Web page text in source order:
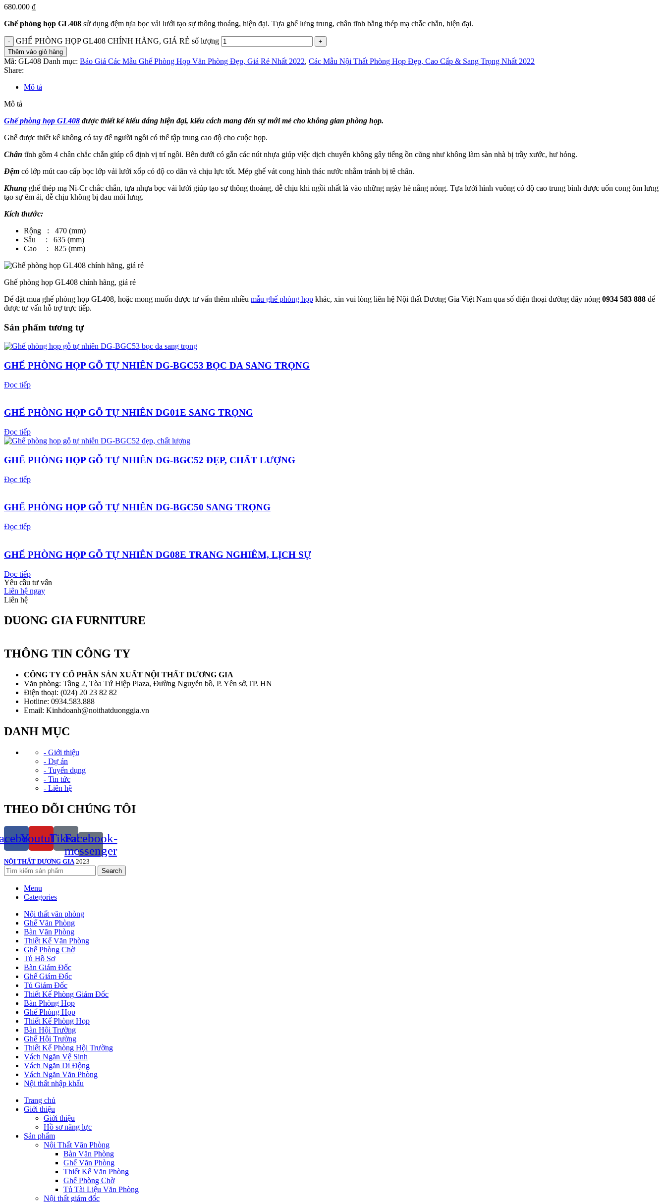
680.000 ₫
Ghế phòng họp GL408 sử dụng đệm tựa bọc vải lưới tạo sự thông thoáng, hiện đại. Tựa ghế lưng trung, chân tĩnh bằng thép mạ chắc chắn, hiện đại.
GHẾ PHÒNG HỌP GL408 CHÍNH HÃNG, GIÁ RẺ số lượng
Thêm vào giỏ hàng
Mã: GL408 Danh mục: Báo Giá Các Mẫu Ghế Phòng Họp Văn Phòng Đẹp, Giá Rẻ Nhất 2022, Các Mẫu Nội Thất Phòng Họp Đẹp, Cao Cấp & Sang Trọng Nhất 2022
Share:
Mô tả
Mô tả
Ghế phòng họp GL408 được thiết kế kiểu dáng hiện đại, kiểu cách mang đến sự mới mẻ cho không gian phòng họp.
Ghế được thiết kế không có tay để người ngồi có thể tập trung cao độ cho cuộc họp.
Chân tĩnh gồm 4 chân chắc chắn giúp cố định vị trí ngồi. Bên dưới có gắn các nút nhựa giúp việc dịch chuyển không gây tiếng ồn cũng như không làm sàn nhà bị trầy xước, hư hỏng.
Đệm có lớp mút cao cấp bọc lớp vải lưới xốp có độ co dãn và chịu lực tốt. Mép ghế vát cong hình thác nước nhằm tránh bị tê chân.
Khung ghế thép mạ Ni-Cr chắc chắn, tựa nhựa bọc vải lưới giúp tạo sự thông thoáng, dễ chịu khi ngồi nhất là vào những ngày hè nắng nóng. Tựa lưới hình vuông có độ cao trung bình được uốn cong ôm lưng
tạo sự êm ái, dễ chịu không bị đau mỏi lưng.
Kích thước:
Rộng : 470 (mm)
Sâu : 635 (mm)
Cao : 825 (mm)
Ghế phòng họp GL408 chính hãng, giá rẻ
Để đặt mua ghế phòng họp GL408, hoặc mong muốn được tư vấn thêm nhiều mẫu ghế phòng họp khác, xin vui lòng liên hệ Nội thất Dương Gia Việt Nam qua số điện thoại đường dây nóng 0934 583 888 để
được tư vấn hỗ trợ trực tiếp.
Sản phẩm tương tự
GHẾ PHÒNG HỌP GỖ TỰ NHIÊN DG-BGC53 BỌC DA SANG TRỌNG
Đọc tiếp
GHẾ PHÒNG HỌP GỖ TỰ NHIÊN DG01E SANG TRỌNG
Đọc tiếp
GHẾ PHÒNG HỌP GỖ TỰ NHIÊN DG-BGC52 ĐẸP, CHẤT LƯỢNG
Đọc tiếp
GHẾ PHÒNG HỌP GỖ TỰ NHIÊN DG-BGC50 SANG TRỌNG
Đọc tiếp
GHẾ PHÒNG HỌP GỖ TỰ NHIÊN DG08E TRANG NGHIÊM, LỊCH SỰ
Đọc tiếp
Yêu cầu tư vấn
Liên hệ ngay
Liên hệ
DUONG GIA FURNITURE
THÔNG TIN CÔNG TY
CÔNG TY CỔ PHẦN SẢN XUẤT NỘI THẤT DƯƠNG GIA
Văn phòng: Tầng 2, Tòa Tứ Hiệp Plaza, Đường Nguyễn bồ, P. Yên sở,TP. HN
Điện thoại: (024) 20 23 82 82
Hotline: 0934.583.888
Email: Kinhdoanh@noithatduonggia.vn
DANH MỤC
- Giới thiệu
- Dự án
- Tuyển dụng
- Tin tức
- Liên hệ
THEO DÕI CHÚNG TÔI
YoutubeTiktok
Facebook-
messenger
NỘI THẤT DƯƠNG GIA 2023
Search
Menu
Categories
Nội thất văn phòng
Ghế Văn Phòng
Bàn Văn Phòng
Thiết Kế Văn Phòng
Ghế Phòng Chờ
Tủ Hồ Sơ
Bàn Giám Đốc
Ghế Giám Đốc
Tủ Giám Đốc
Thiết Kế Phòng Giám Đốc
Bàn Phòng Họp
Ghế Phòng Họp
Thiết Kế Phòng Họp
Bàn Hội Trường
Ghế Hội Trường
Thiết Kế Phòng Hội Trường
Vách Ngăn Vệ Sinh
Vách Ngăn Di Động
Vách Ngăn Văn Phòng
Nội thất nhập khẩu
Trang chủ
Giới thiệu
Giới thiệu
Hồ sơ năng lực
Sản phẩm
Nội Thất Văn Phòng
Bàn Văn Phòng
Ghế Văn Phòng
Thiết Kế Văn Phòng
Ghế Phòng Chờ
Tủ Tài Liệu Văn Phòng
Nội thất giám đốc